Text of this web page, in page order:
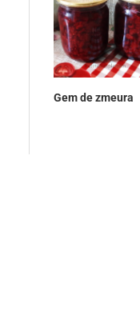
Gem de zmeura